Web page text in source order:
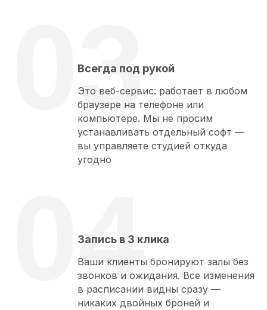
Всегда под рукой
Это веб-сервис: работает в любом
браузере на телефоне или
компьютере. Мы не просим
устанавливать отдельный софт —
вы управляете студией откуда
угодно
03
Запись в 3 клика
Ваши клиенты бронируют залы без
звонков и ожидания. Все изменения
в расписании видны сразу —
никаких двойных броней и
04